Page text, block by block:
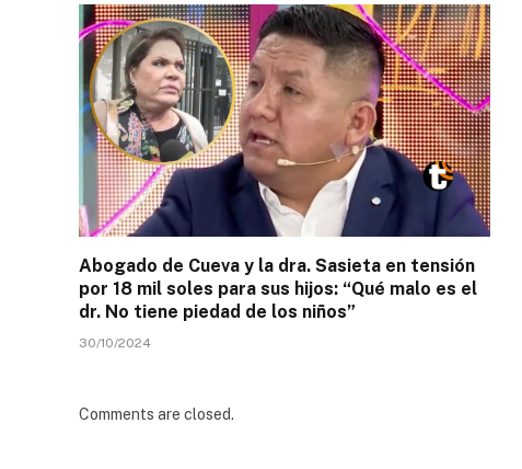
Abogado de Cueva y la dra. Sasieta en tensión
por 18 mil soles para sus hijos: “Qué malo es el
dr. No tiene piedad de los niños”
30/10/2024
Comments are closed.